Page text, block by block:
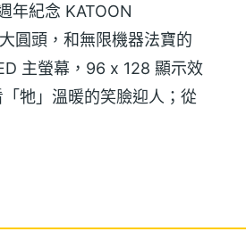
年紀念 KATOON
圓頭，和無限機器法寶的
主螢幕，96 x 128 顯示效
牠」溫暖的笑臉迎人；從
事方便的雙號管理選擇。